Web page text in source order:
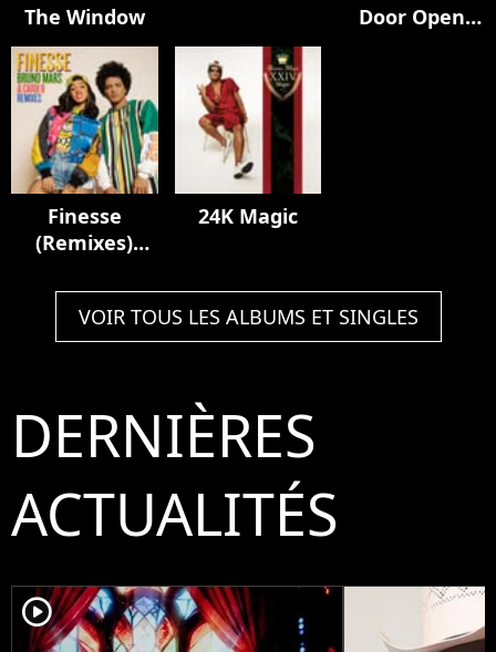
The Window
Door Open
Finesse
(Remixes)
24K Magic
VOIR TOUS LES ALBUMS ET SINGLES
DERNIÈRES
ACTUALITÉS
player2